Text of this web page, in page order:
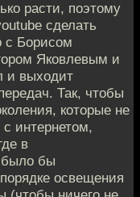
расти, поэтому
сделать
с Борисом
Яковлевым и
и выходит
Так, чтобы
которые не
интернетом,
в
было бы
освещения